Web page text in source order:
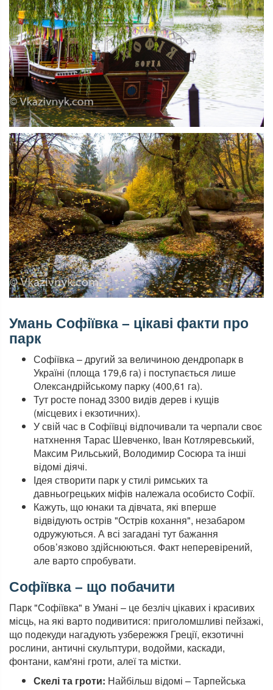
Умань Софіївка – цікаві факти про
парк
Софіївка – другий за величиною дендропарк в
Україні (площа 179,6 га) і поступається лише
Олександрійському парку (400,61 га).
Тут росте понад 3300 видів дерев і кущів
(місцевих і екзотичних).
У свій час в Софіївці відпочивали та черпали своє
натхнення Тарас Шевченко, Іван Котляревський,
Максим Рильський, Володимир Сосюра та інші
відомі діячі.
Ідея створити парк у стилі римських та
давньогрецьких міфів належала особисто Софії.
Кажуть, що юнаки та дівчата, які вперше
відвідують острів "Острів кохання", незабаром
одружуються. А всі загадані тут бажання
обов’язково здійснюються. Факт неперевірений,
але варто спробувати.
Софіївка – що побачити
Парк "Софіївка" в Умані – це безліч цікавих і красивих
місць, на які варто подивитися: приголомшливі пейзажі,
що подекуди нагадують узбережжя Греції, екзотичні
рослини, античні скульптури, водойми, каскади,
фонтани, кам'яні гроти, алеї та містки.
Скелі та гроти: Найбільш відомі – Тарпейська